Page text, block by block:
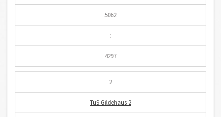
5062
:
4297
2
TuS Gildehaus 2